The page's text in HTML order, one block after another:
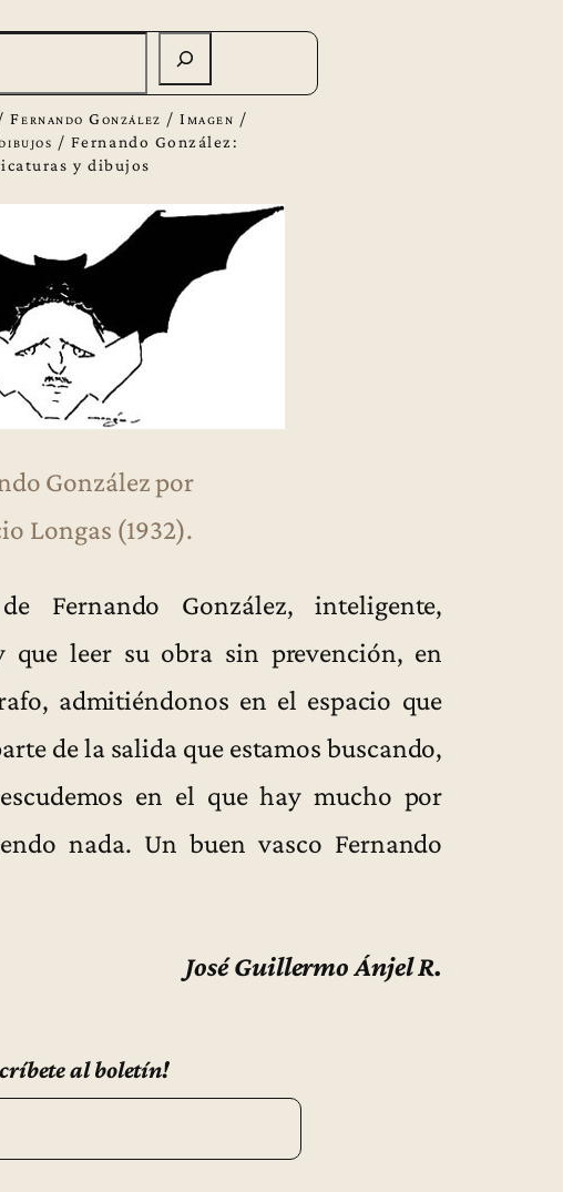
Fernando González /Imagen /
/ Fernando González:
y dibujos
González por
Longas (1932).
Fernando González, inteligente,
que leer su obra sin prevención, en
admitiéndonos en el espacio que
de la salida que estamos buscando,
en el que hay mucho por
nada. Un buen vasco Fernando
José Guillermo Ánjel R.
al boletín!